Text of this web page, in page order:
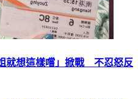
就想這樣嚐」掀戰 不忍怒反